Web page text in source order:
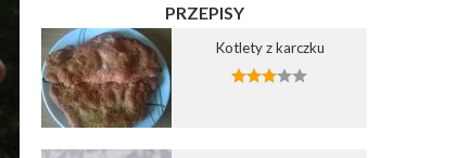
PRZEPISY
Kotlety z karczku